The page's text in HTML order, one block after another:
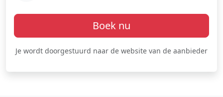
Boek nu
Je wordt doorgestuurd naar de website van de aanbieder